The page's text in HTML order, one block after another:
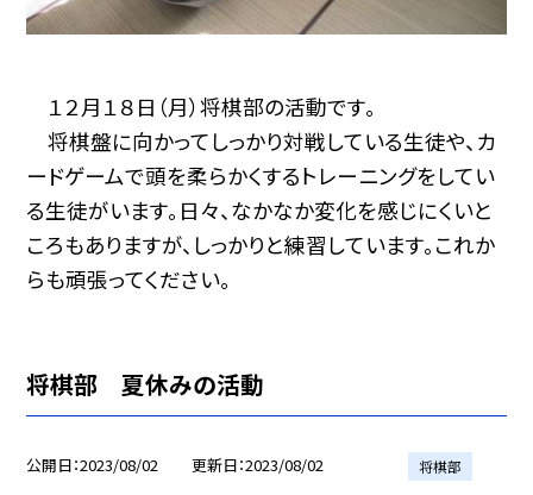
１２月１８日（月）将棋部の活動です。
将棋盤に向かってしっかり対戦している生徒や、カ
ードゲームで頭を柔らかくするトレーニングをしてい
る生徒がいます。日々、なかなか変化を感じにくいと
ころもありますが、しっかりと練習しています。これか
らも頑張ってください。
将棋部 夏休みの活動
公開日 2023/08/02 更新日 2023/08/02 将棋部